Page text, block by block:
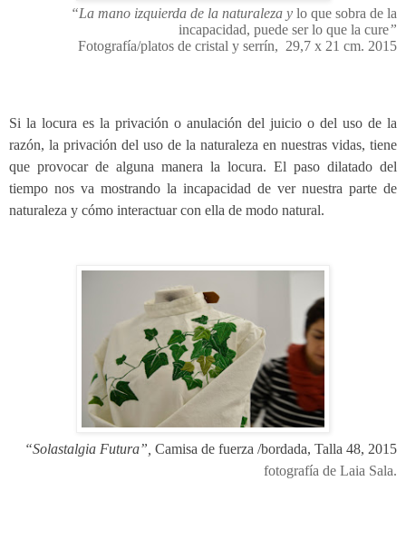
“La mano izquierda de la naturaleza y lo que sobra de la
incapacidad, puede ser lo que la cure”
Fotografía/platos de cristal y serrín, 29,7 x 21 cm. 201 5
Si la locura es la privación o anulación del juicio o del uso de la
razón, la privación del uso de la naturaleza en nuestras vidas, tiene
que provocar de alguna manera la locura. El paso dilatado del
tiempo nos va mostrando la incapacidad de ver nuestra parte de
naturaleza y cómo interactuar con ella de modo natural.
“Solastalgia Futura”, Camisa de fuerza /bordada, Talla 48, 2015
fotografía de Laia Sala.